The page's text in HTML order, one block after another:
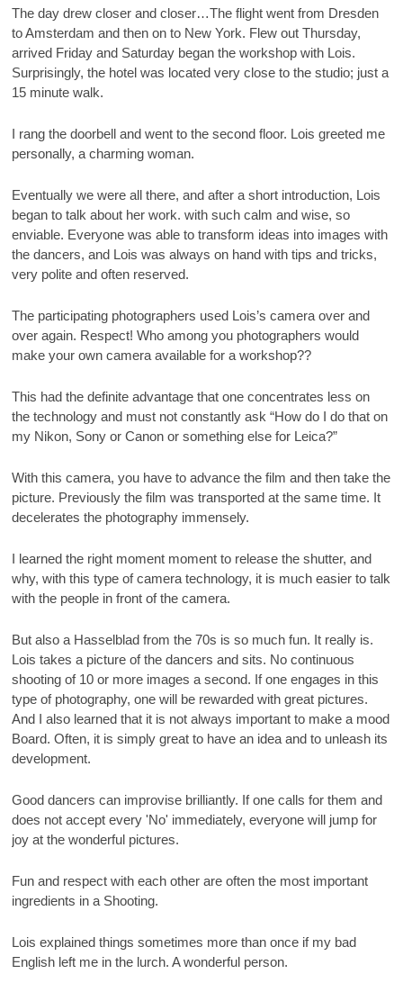
The day drew closer and closer…The flight went from Dresden
to Amsterdam and then on to New York. Flew out Thursday,
arrived Friday and Saturday began the workshop with Lois.
Surprisingly, the hotel was located very close to the studio; just a
15 minute walk.
I rang the doorbell and went to the second floor. Lois greeted me
personally, a charming woman.
Eventually we were all there, and after a short introduction, Lois
began to talk about her work. with such calm and wise, so
enviable. Everyone was able to transform ideas into images with
the dancers, and Lois was always on hand with tips and tricks,
very polite and often reserved.
The participating photographers used Lois’s camera over and
over again. Respect! Who among you photographers would
make your own camera available for a workshop??
This had the definite advantage that one concentrates less on
the technology and must not constantly ask “How do I do that on
my Nikon, Sony or Canon or something else for Leica?”
With this camera, you have to advance the film and then take the
picture. Previously the film was transported at the same time. It
decelerates the photography immensely.
I learned the right moment moment to release the shutter, and
why, with this type of camera technology, it is much easier to talk
with the people in front of the camera.
But also a Hasselblad from the 70s is so much fun. It really is.
Lois takes a picture of the dancers and sits. No continuous
shooting of 10 or more images a second. If one engages in this
type of photography, one will be rewarded with great pictures.
And I also learned that it is not always important to make a mood
Board. Often, it is simply great to have an idea and to unleash its
development.
Good dancers can improvise brilliantly. If one calls for them and
does not accept every 'No' immediately, everyone will jump for
joy at the wonderful pictures.
Fun and respect with each other are often the most important
ingredients in a Shooting.
Lois explained things sometimes more than once if my bad
English left me in the lurch. A wonderful person.